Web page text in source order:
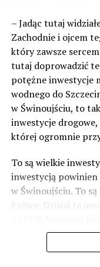
– Jadąc tutaj
Zachodnie i ojcem
który zawsze
tutaj doprowadzić
potężne inwestycje
wodnego do
w Świnoujściu, to
inwestycje drogowe,
której ogromnie
To są wielkie
inwestycją
w Świnoujściu. To
Polsce. Dzisiaj ta
odblokowania CPK.